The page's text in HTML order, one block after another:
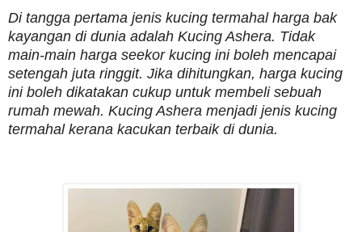
Di tangga pertama jenis kucing termahal harga bak
kayangan di dunia adalah Kucing Ashera. Tidak
main-main harga seekor kucing ini boleh mencapai
setengah juta ringgit. Jika dihitungkan, harga kucing
ini boleh dikatakan cukup untuk membeli sebuah
rumah mewah. Kucing Ashera menjadi jenis kucing
termahal kerana kacukan terbaik di dunia.